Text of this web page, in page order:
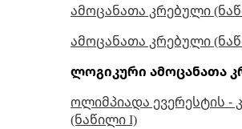
ამოცანათა კრებული
ამოცანათა კრებული
ლოგიკური ამოცანათა
ოლიმპიადა ევერესტის -
(ნაწილი I)